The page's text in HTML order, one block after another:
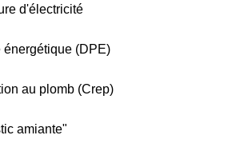
d'électricité
énergétique (DPE)
au plomb (Crep)
amiante"